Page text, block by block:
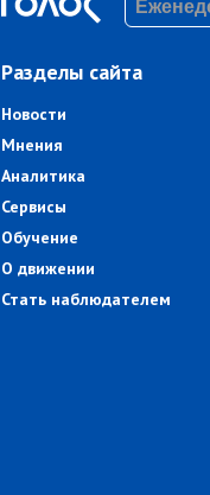
Разделы сайта
Новости
Мнения
Аналитика
Сервисы
Обучение
О движении
Стать наблюдателем